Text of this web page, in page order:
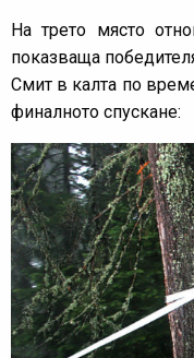
На трето място
показваща
Смит в калта по
финалното спускане: